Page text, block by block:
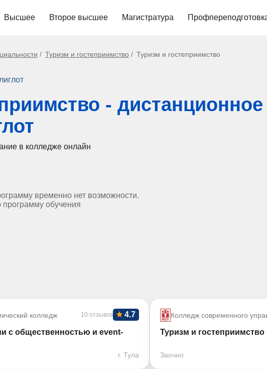
Высшее Второе высшее Магистратура
Туризм и гостеприимство Туризм и гостеприимство
-
в колледже онлайн
временно нет возможности.
программу обучения
колледж 10 отзывов 4.7
с общественностью и event-
г. Тула
Колледж современного
Туризм и гостеприимство
Заочно